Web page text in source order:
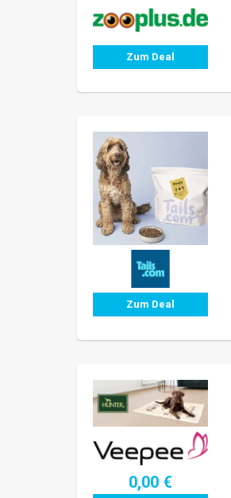
Zum Deal
Zum Deal
0,00 €